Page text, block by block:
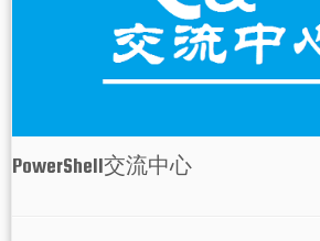
PowerShell交流中心